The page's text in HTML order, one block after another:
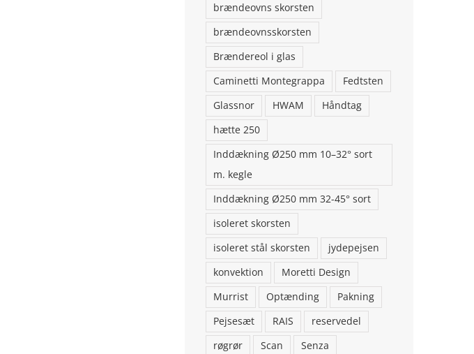
brændeovns skorsten
brændeovnsskorsten
Brændereol i glas
Caminetti Montegrappa
Fedtsten
Glassnor
HWAM
Håndtag
hætte 250
Inddækning Ø250 mm 10–32° sort
m. kegle
Inddækning Ø250 mm 32-45° sort
isoleret skorsten
isoleret stål skorsten
jydepejsen
konvektion
Moretti Design
Murrist
Optænding
Pakning
Pejsesæt
RAIS
reservedel
røgrør
Scan
Senza